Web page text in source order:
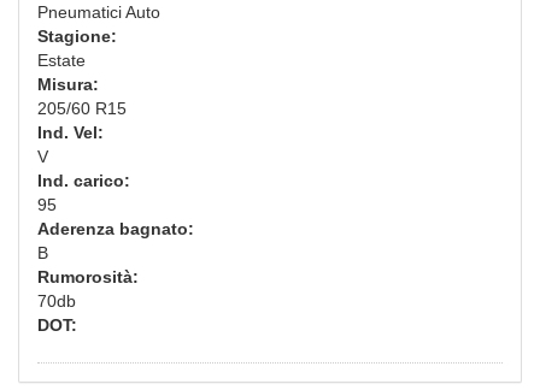
Pneumatici Auto
Stagione:
Estate
Misura:
205/60 R15
Ind. Vel:
V
Ind. carico:
95
Aderenza bagnato:
B
Rumorosità:
70db
DOT: